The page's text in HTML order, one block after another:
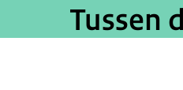
Tussen